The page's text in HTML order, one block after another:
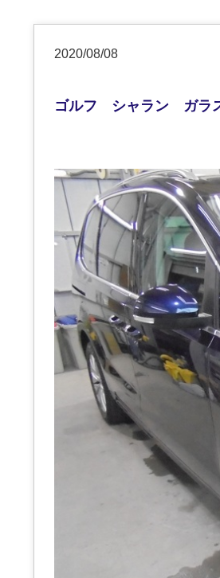
2020/08/08
ゴルフ シャラン ガラ